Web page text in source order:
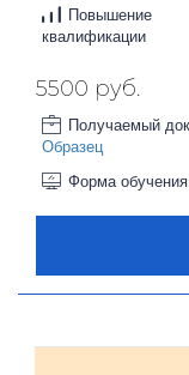
Повышение
квалификации
5500 руб.
Получаемый
Образец
Форма